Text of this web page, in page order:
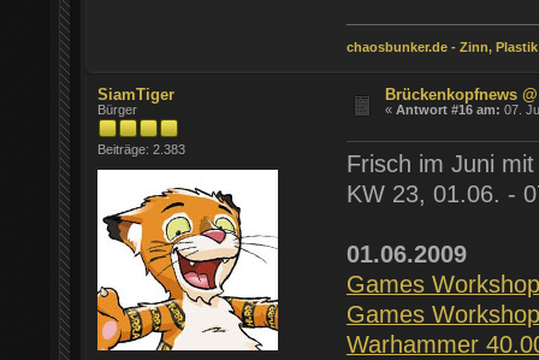
chaosbunker.de - Zinn,
SiamTiger
Bürger
Beiträge: 2.383
Brückenkopfnews
«Antwort #16 am: 07.
Frisch im Juni
KW 23, 01.06. -
01.06.2009
Games
Games
Warhammer